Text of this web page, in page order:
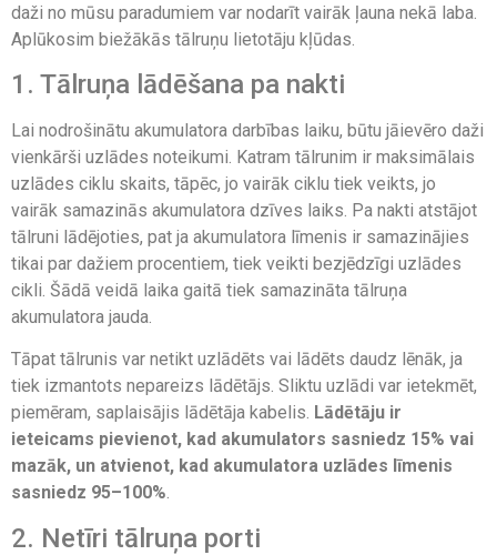
daži no mūsu paradumiem var nodarīt vairāk ļauna nekā laba.
Aplūkosim biežākās tālruņu lietotāju kļūdas.
1. Tālruņa lādēšana pa nakti
Lai nodrošinātu akumulatora darbības laiku, būtu jāievēro daži
vienkārši uzlādes noteikumi. Katram tālrunim ir maksimālais
uzlādes ciklu skaits, tāpēc, jo vairāk ciklu tiek veikts, jo
vairāk samazinās akumulatora dzīves laiks. Pa nakti atstājot
tālruni lādējoties, pat ja akumulatora līmenis ir samazinājies
tikai par dažiem procentiem, tiek veikti bezjēdzīgi uzlādes
cikli. Šādā veidā laika gaitā tiek samazināta tālruņa
akumulatora jauda.
Tāpat tālrunis var netikt uzlādēts vai lādēts daudz lēnāk, ja
tiek izmantots nepareizs lādētājs. Sliktu uzlādi var ietekmēt,
piemēram, saplaisājis lādētāja kabelis. Lādētāju ir
ieteicams pievienot, kad akumulators sasniedz 15% vai
mazāk, un atvienot, kad akumulatora uzlādes līmenis
sasniedz 95–100%.
2. Netīri tālruņa porti